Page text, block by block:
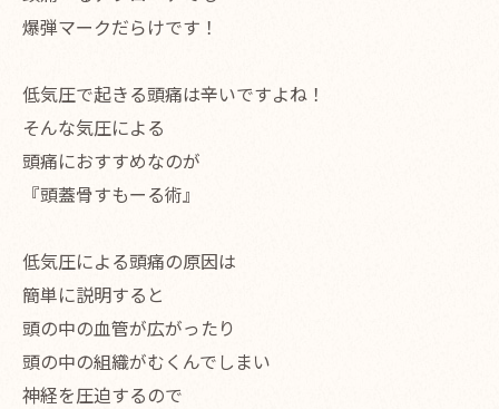
爆弾マークだらけです！
低気圧で起きる頭痛は辛いですよね！
そんな気圧による
頭痛におすすめなのが
『頭蓋骨すもーる術』
低気圧による頭痛の原因は
簡単に説明すると
頭の中の血管が広がったり
頭の中の組織がむくんでしまい
神経を圧迫するので